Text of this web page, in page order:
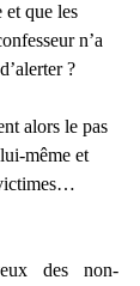
et que les
n’a
?
alors le pas
même et
des non-